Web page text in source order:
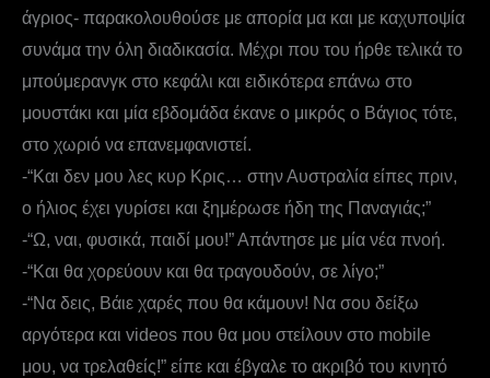
άγριος- παρακολουθούσε με απορία μα και με καχυποψία
συνάμα την όλη διαδικασία. Μέχρι που του ήρθε τελικά το
μπούμερανγκ στο κεφάλι και ειδικότερα επάνω στο
μουστάκι και μία εβδομάδα έκανε ο μικρός ο Βάγιος τότε,
στο χωριό να επανεμφανιστεί.
-“Και δεν μου λες κυρ Κρις… στην Αυστραλία είπες πριν,
ο ήλιος έχει γυρίσει και ξημέρωσε ήδη της Παναγιάς;”
-“Ω, ναι, φυσικά, παιδί μου!” Απάντησε με μία νέα πνοή.
-“Και θα χορεύουν και θα τραγουδούν, σε λίγο;”
-“Να δεις, Βάιε χαρές που θα κάμουν! Να σου δείξω
αργότερα και videos που θα μου στείλουν στο mobile
μου, να τρελαθείς!” είπε και έβγαλε το ακριβό του κινητό